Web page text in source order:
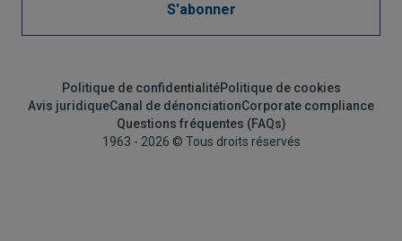
S'abonner
Politique de confidentialitéPolitique de cookies
Avis juridiqueCanal de dénonciationCorporate compliance
Questions fréquentes (FAQs)
1963 - 2026 © Tous droits réservés